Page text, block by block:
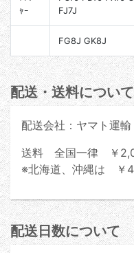
ｬｰ
FJ7J
FG8J GK8J
配送・送料について
配送会社：ヤマト運輸
送料 全国一律 ￥
※北海道、沖縄は ￥
配送日数について